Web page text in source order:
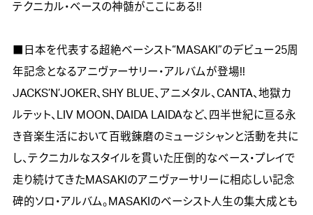
テクニカル・ベースの神髄がここにある!!
■日本を代表する超絶ベーシスト“MASAKI”のデビュー25周
年記念となるアニヴァーサリー・アルバムが登場!!
JACKS’N’JOKER、SHY BLUE、アニメタル、CANTA、地獄カ
ルテット、LIV MOON、DAIDA LAIDAなど、四半世紀に亘る永
き音楽生活において百戦錬磨のミュージシャンと活動を共に
し、テクニカルなスタイルを貫いた圧倒的なベース・プレイで
走り続けてきたMASAKIのアニヴァーサリーに相応しい記念
碑的ソロ・アルバム。MASAKIのベーシスト人生の集大成とも